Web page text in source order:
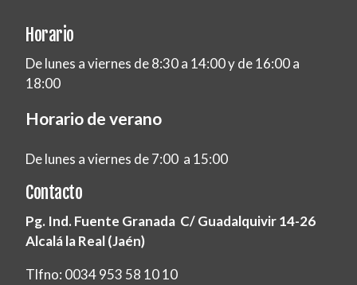
Horario
De lunes a viernes de 8:30 a 14:00 y de 16:00 a
18:00
Horario de verano
De lunes a viernes de 7:00 a 15:00
Contacto
Pg. Ind. Fuente Granada C/ Guadalquivir 14-26
Alcalá la Real (Jaén)
Tlfno: 0034 953 58 10 10